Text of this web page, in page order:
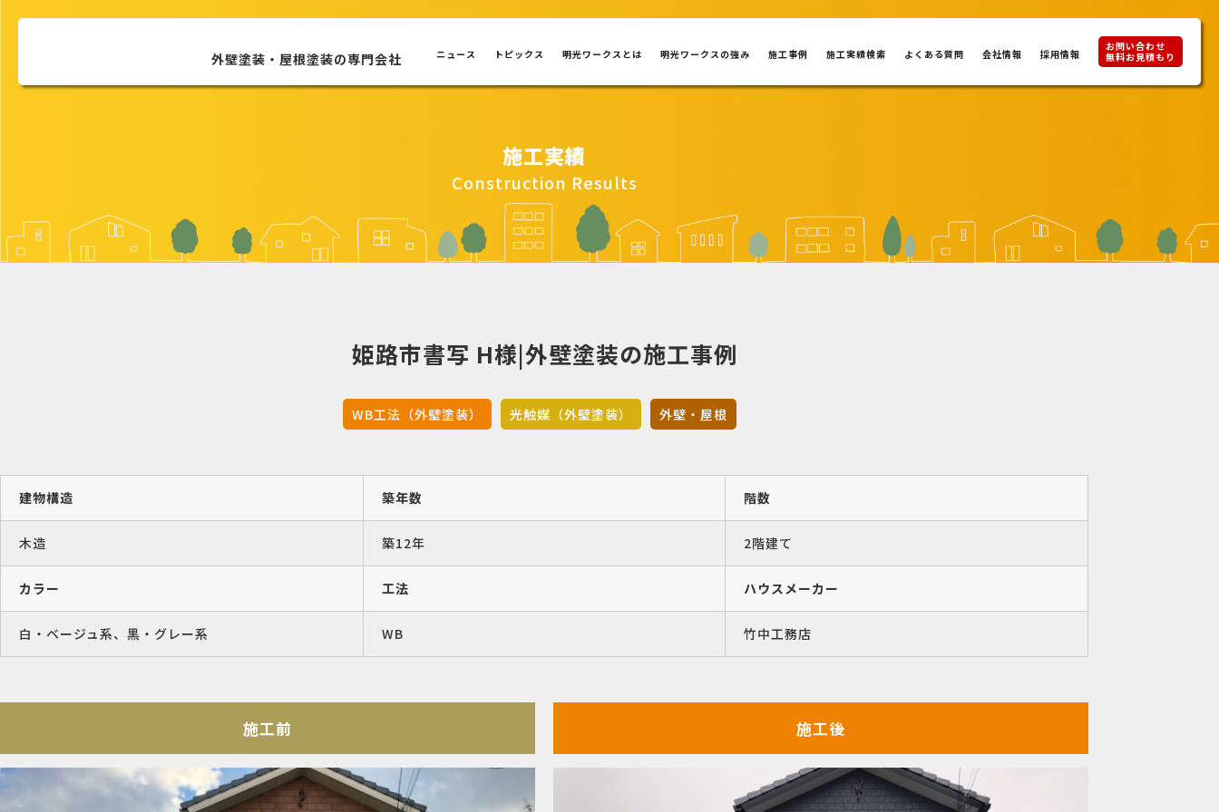
外壁塗装・屋根塗装の専門会社 ニュース トピックス 明光ワークスとは 明光ワークスの強み 施工事例 施工実績検索 よくある質問 会社情報 採用情報
お問い合わせ
無料お見積もり
施工実績
Construction Results
姫路市書写 H様|外壁塗装の施工事例
WB工法（外壁塗装） 光触媒（外壁塗装） 外壁・屋根
建物構造
木造
築年数
築12年
階数
2階建て
カラー
白・ベージュ系、黒・グレー系
工法
WB
ハウスメーカー
竹中工務店
施工前 施工後